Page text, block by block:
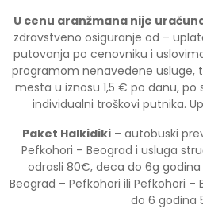
U cenu aranžmana nije
zdravstveno osiguranje od –
putovanja po cenovniku i
programom nenavedene usluge,
mesta u iznosu 1,5 € po danu, po
individualni troškovi putnika.
Paket Halkidiki– autobuski
Pefkohori – Beograd i usluga
odrasli 80€, deca do 6g
Beograd – Pefkohori ili Pefkohori –
do 6 godina